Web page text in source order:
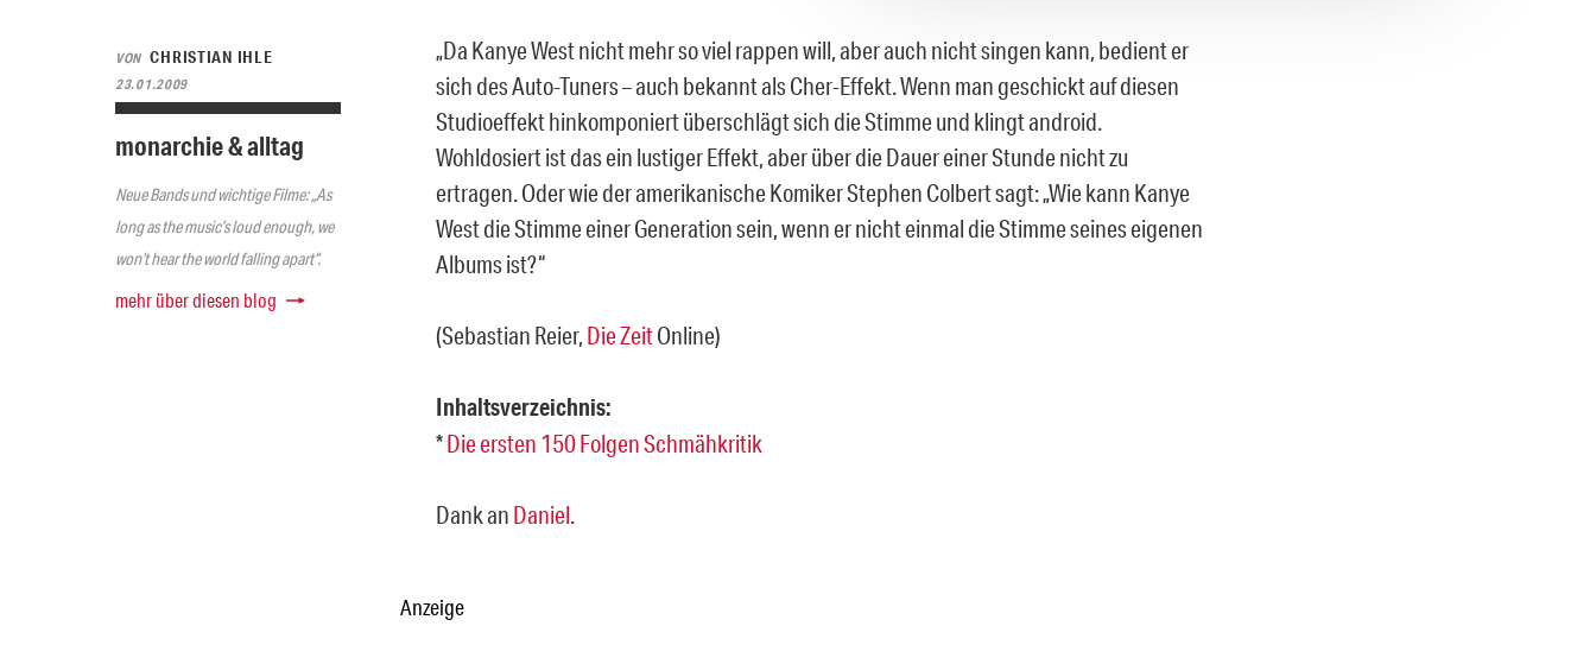
VON CHRISTIAN IHLE
23.01.2009
monarchie & alltag
Neue Bands und wichtige Filme: „As
long as the music’s loud enough, we
won’t hear the world falling apart“.
mehr über diesen blog
„Da Kanye West nicht mehr so viel rappen will, aber auch nicht singen kann, bedient er
sich des Auto-Tuners – auch bekannt als Cher-Effekt. Wenn man geschickt auf diesen
Studioeffekt hinkomponiert überschlägt sich die Stimme und klingt android.
Wohldosiert ist das ein lustiger Effekt, aber über die Dauer einer Stunde nicht zu
ertragen. Oder wie der amerikanische Komiker Stephen Colbert sagt: „Wie kann Kanye
West die Stimme einer Generation sein, wenn er nicht einmal die Stimme seines eigenen
Albums ist?“
(Sebastian Reier, Die ZeitOnline)
Inhaltsverzeichnis:
*Die ersten 150 Folgen Schmähkritik
Dank an Daniel.
Anzeige